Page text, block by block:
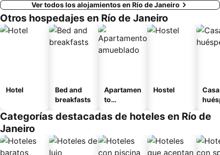
Ver todos los alojamientos en Río de Janeiro
Otros hospedajes en Río de Janeiro
Hotel
Bed and
breakfasts
Apartamen
to
o
Hostel
Categorías destacadas de hoteles en Río de
Janeiro